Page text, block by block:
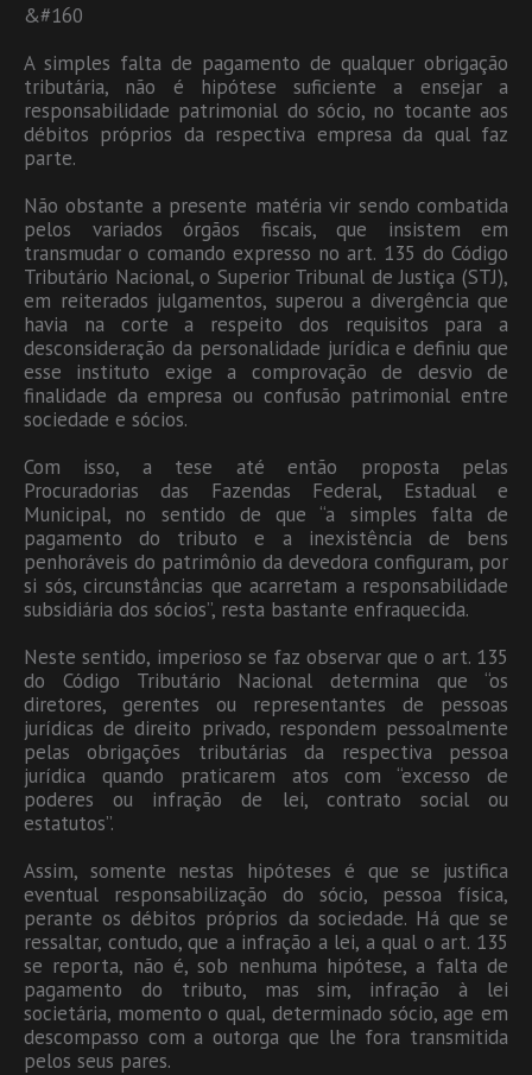
&#160
A simples falta de pagamento de qualquer obrigação
tributária, não é hipótese suficiente a ensejar a
responsabilidade patrimonial do sócio, no tocante aos
débitos próprios da respectiva empresa da qual faz
parte.
Não obstante a presente matéria vir sendo combatida
pelos variados órgãos fiscais, que insistem em
transmudar o comando expresso no art. 135 do Código
Tributário Nacional, o Superior Tribunal de Justiça (STJ),
em reiterados julgamentos, superou a divergência que
havia na corte a respeito dos requisitos para a
desconsideração da personalidade jurídica e definiu que
esse instituto exige a comprovação de desvio de
finalidade da empresa ou confusão patrimonial entre
sociedade e sócios.
Com isso, a tese até então proposta pelas
Procuradorias das Fazendas Federal, Estadual e
Municipal, no sentido de que “a simples falta de
pagamento do tributo e a inexistência de bens
penhoráveis do patrimônio da devedora configuram, por
si sós, circunstâncias que acarretam a responsabilidade
subsidiária dos sócios”, resta bastante enfraquecida.
Neste sentido, imperioso se faz observar que o art. 135
do Código Tributário Nacional determina que “os
diretores, gerentes ou representantes de pessoas
jurídicas de direito privado, respondem pessoalmente
pelas obrigações tributárias da respectiva pessoa
jurídica quando praticarem atos com “excesso de
poderes ou infração de lei, contrato social ou
estatutos”.
Assim, somente nestas hipóteses é que se justifica
eventual responsabilização do sócio, pessoa física,
perante os débitos próprios da sociedade. Há que se
ressaltar, contudo, que a infração a lei, a qual o art. 135
se reporta, não é, sob nenhuma hipótese, a falta de
pagamento do tributo, mas sim, infração à lei
societária, momento o qual, determinado sócio, age em
descompasso com a outorga que lhe fora transmitida
pelos seus pares.